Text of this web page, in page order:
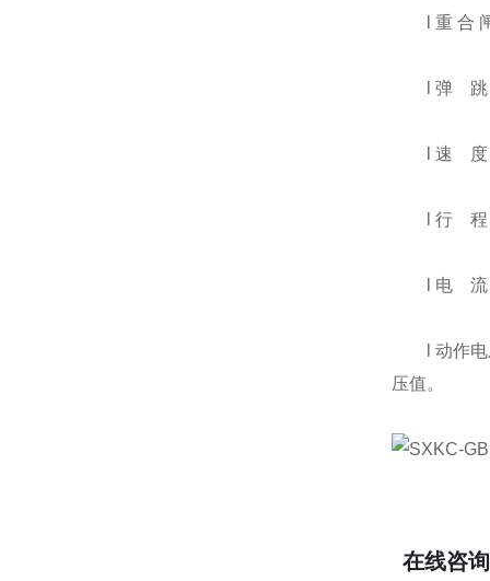
l 重 合 闸
l 弹 跳：
l 速 度：
l 行 程：
l 电 流：
l 动作电压
压值。
在线咨询